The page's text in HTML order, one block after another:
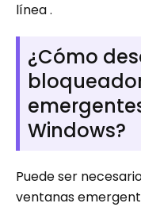
línea .
¿Cómo
Windows?
Puede ser
ventanas